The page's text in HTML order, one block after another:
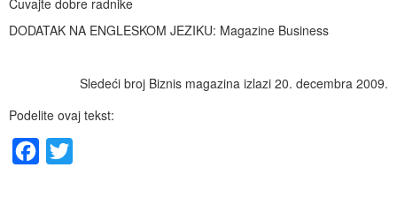
DODATAK NA ENGLESKOM JEZIKU: Magazine Business
Sledeći broj Biznis magazina izlazi 20. decembra 2009.
Podelite ovaj tekst:
Facebook